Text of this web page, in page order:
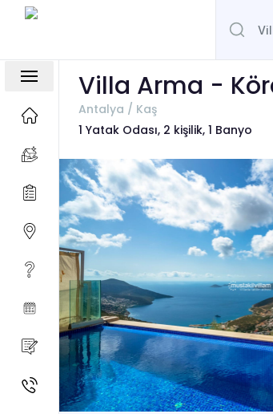
Villa Arma -
Antalya / Kaş
1 Yatak Odası, 2 kişilik, 1 Banyo